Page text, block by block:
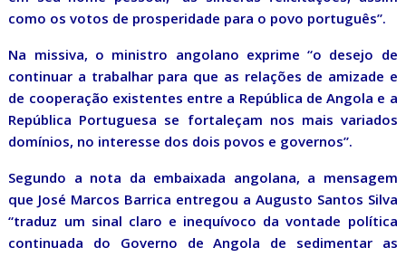
como os votos de prosperidade para o povo português”.
Na missiva, o ministro angolano exprime “o desejo de
continuar a trabalhar para que as relações de amizade e
de cooperação existentes entre a República de Angola e a
República Portuguesa se fortaleçam nos mais variados
domínios, no interesse dos dois povos e governos”.
Segundo a nota da embaixada angolana, a mensagem
que José Marcos Barrica entregou a Augusto Santos Silva
“traduz um sinal claro e inequívoco da vontade política
continuada do Governo de Angola de sedimentar as